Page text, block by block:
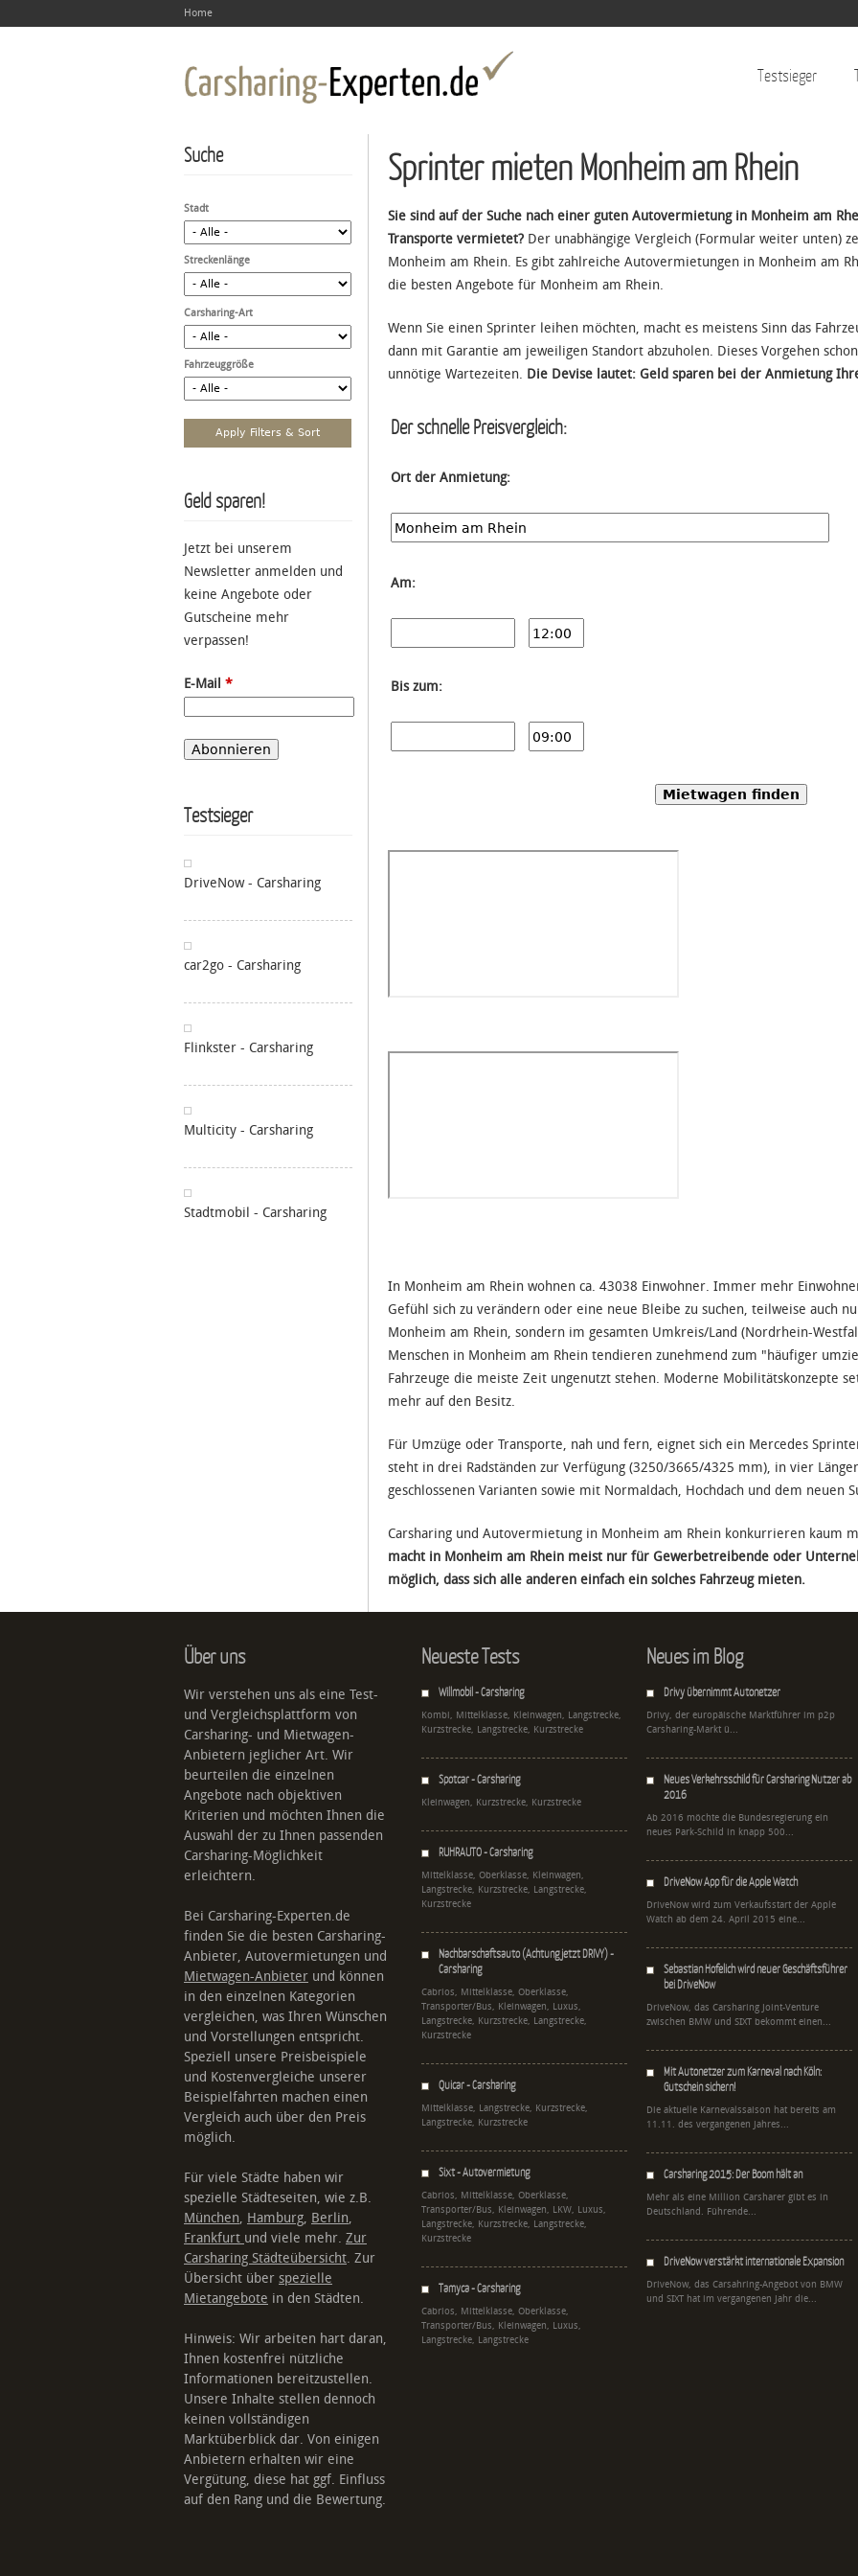
Home
Testsieger
Sprinter mieten Monheim am Rhein
Sie sind auf der Suche nach einer guten Autovermietung in Monheim am
Transporte vermietet? Der unabhängige Vergleich (Formular weiter unten)
Monheim am Rhein. Es gibt zahlreiche Autovermietungen in Monheim am
die besten Angebote für Monheim am Rhein.
Wenn Sie einen Sprinter leihen möchten, macht es meistens Sinn das
dann mit Garantie am jeweiligen Standort abzuholen. Dieses Vorgehen
unnötige Wartezeiten. Die Devise lautet: Geld sparen bei der Anmietung
Der schnelle Preisvergleich:
Ort der Anmietung:
Am:
Bis zum:
Mietwagen finden
In Monheim am Rhein wohnen ca. 43038 Einwohner. Immer mehr
Gefühl sich zu verändern oder eine neue Bleibe zu suchen, teilweise auch
Monheim am Rhein, sondern im gesamten Umkreis/Land (Nordrhein-
Menschen in Monheim am Rhein tendieren zunehmend zum "häufiger
Fahrzeuge die meiste Zeit ungenutzt stehen. Moderne Mobilitätskonzepte
mehr auf den Besitz.
Für Umzüge oder Transporte, nah und fern, eignet sich ein Mercedes
steht in drei Radständen zur Verfügung (3250/3665/4325 mm), in vier
geschlossenen Varianten sowie mit Normaldach, Hochdach und dem neuen
Carsharing und Autovermietung in Monheim am Rhein konkurrieren kaum
macht in Monheim am Rhein meist nur für Gewerbetreibende oder
möglich, dass sich alle anderen einfach ein solches Fahrzeug mieten.
Suche
Stadt
Streckenlänge
Carsharing-Art
Fahrzeuggröße
Geld sparen!
Jetzt bei unserem
Newsletter anmelden und
keine Angebote oder
Gutscheine mehr
verpassen!
E-Mail *
Testsieger
DriveNow - Carsharing
car2go - Carsharing
Flinkster - Carsharing
Multicity - Carsharing
Stadtmobil - Carsharing
Über uns
Wir verstehen uns als eine Test-
und Vergleichsplattform von
Carsharing- und Mietwagen-
Anbietern jeglicher Art. Wir
beurteilen die einzelnen
Angebote nach objektiven
Kriterien und möchten Ihnen die
Auswahl der zu Ihnen passenden
Carsharing-Möglichkeit
erleichtern.
Bei Carsharing-Experten.de
finden Sie die besten Carsharing-
Anbieter, Autovermietungen und
Mietwagen-Anbieter und können
in den einzelnen Kategorien
vergleichen, was Ihren Wünschen
und Vorstellungen entspricht.
Speziell unsere Preisbeispiele
und Kostenvergleiche unserer
Beispielfahrten machen einen
Vergleich auch über den Preis
möglich.
Für viele Städte haben wir
spezielle Städteseiten, wie z.B.
München, Hamburg, Berlin,
Frankfurt und viele mehr. Zur
Carsharing Städteübersicht. Zur
Übersicht über spezielle
Mietangebote in den Städten.
Hinweis: Wir arbeiten hart daran,
Ihnen kostenfrei nützliche
Informationen bereitzustellen.
Unsere Inhalte stellen dennoch
keinen vollständigen
Marktüberblick dar. Von einigen
Anbietern erhalten wir eine
Vergütung, diese hat ggf. Einfluss
auf den Rang und die Bewertung.
Neueste Tests
Willmobil - Carsharing
Kombi, Mittelklasse, Kleinwagen, Langstrecke,
Kurzstrecke, Langstrecke, Kurzstrecke
Spotcar - Carsharing
Kleinwagen, Kurzstrecke, Kurzstrecke
RUHRAUTO - Carsharing
Mittelklasse, Oberklasse, Kleinwagen,
Langstrecke, Kurzstrecke, Langstrecke,
Kurzstrecke
Nachbarschaftsauto (Achtung jetzt DRIVY) -
Carsharing
Cabrios, Mittelklasse, Oberklasse,
Transporter/Bus, Kleinwagen, Luxus,
Langstrecke, Kurzstrecke, Langstrecke,
Kurzstrecke
Quicar - Carsharing
Mittelklasse, Langstrecke, Kurzstrecke,
Langstrecke, Kurzstrecke
Sixt - Autovermietung
Cabrios, Mittelklasse, Oberklasse,
Transporter/Bus, Kleinwagen, LKW, Luxus,
Langstrecke, Kurzstrecke, Langstrecke,
Kurzstrecke
Tamyca - Carsharing
Cabrios, Mittelklasse, Oberklasse,
Transporter/Bus, Kleinwagen, Luxus,
Langstrecke, Langstrecke
Neues im Blog
Drivy übernimmt Autonetzer
Drivy, der europäische Marktführer im p2p
Carsharing-Markt ü...
Neues Verkehrsschild für Carsharing Nutzer ab
2016
Ab 2016 möchte die Bundesregierung ein
neues Park-Schild in knapp 500...
DriveNow App für die Apple Watch
DriveNow wird zum Verkaufsstart der Apple
Watch ab dem 24. April 2015 eine...
Sebastian Hofelich wird neuer Geschäftsführer
bei DriveNow
DriveNow, das Carsharing Joint-Venture
zwischen BMW und SIXT bekommt einen...
Mit Autonetzer zum Karneval nach Köln:
Gutschein sichern!
Die aktuelle Karnevalssaison hat bereits am
11.11. des vergangenen Jahres...
Carsharing 2015: Der Boom hält an
Mehr als eine Million Carsharer gibt es in
Deutschland. Führende...
DriveNow verstärkt internationale Expansion
DriveNow, das Carsahring-Angebot von BMW
und SIXT hat im vergangenen Jahr die...